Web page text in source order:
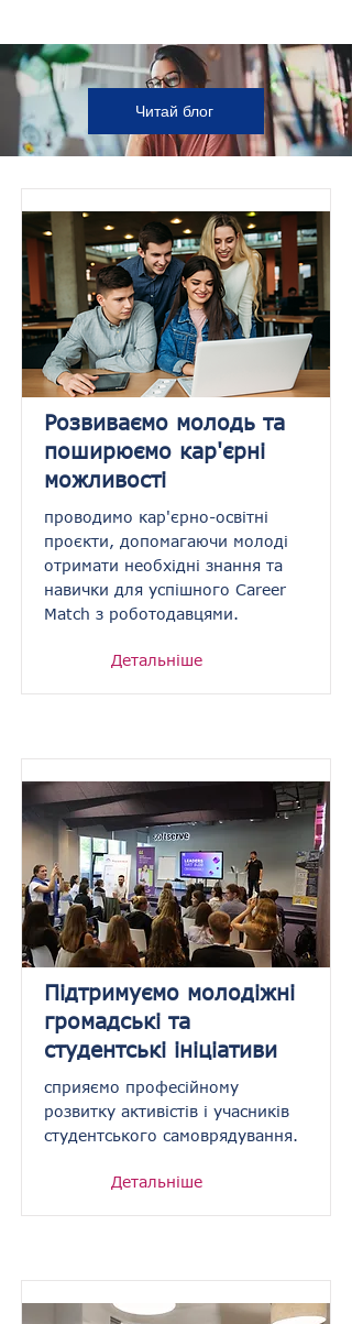
Читай блог
Розвиваємо молодь та
поширюємо кар'єрні
можливості
проводимо кар'єрно-освітні
проєкти, допомагаючи молоді
отримати необхідні знання та
навички для успішного Career
Match з роботодавцями.
Детальніше
Підтримуємо молодіжні
громадські та
студентські ініціативи
сприяємо професійному
розвитку активістів і учасників
студентського самоврядування.
Детальніше